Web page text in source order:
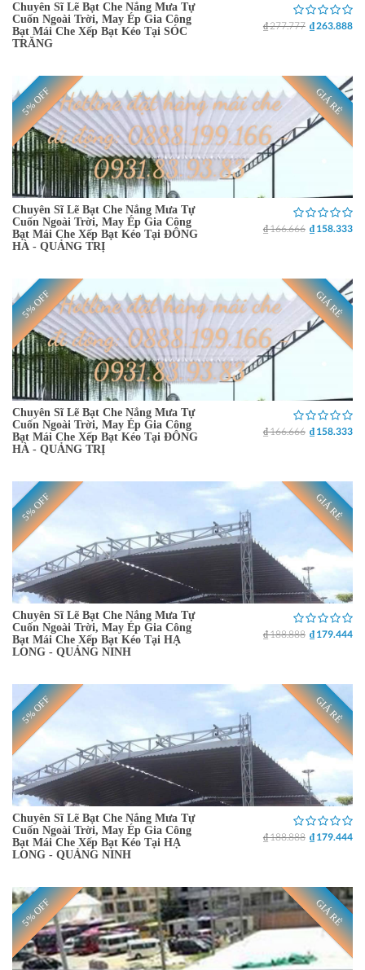
Chuyên Sĩ Lẽ Bạt Che Nắng Mưa Tự
Cuốn Ngoài Trời, May Ép Gia Công
Bạt Mái Che Xếp Bạt Kéo Tại SÓC
TRĂNG
₫ 277.777 ₫ 263.888
5% OFF GIÁ RẺ
Chuyên Sĩ Lẽ Bạt Che Nắng Mưa Tự
Cuốn Ngoài Trời, May Ép Gia Công
Bạt Mái Che Xếp Bạt Kéo Tại ĐÔNG
HÀ - QUẢNG TRỊ
₫ 166.666 ₫ 158.333
5% OFF GIÁ RẺ
Chuyên Sĩ Lẽ Bạt Che Nắng Mưa Tự
Cuốn Ngoài Trời, May Ép Gia Công
Bạt Mái Che Xếp Bạt Kéo Tại ĐÔNG
HÀ - QUẢNG TRỊ
₫ 166.666 ₫ 158.333
5% OFF GIÁ RẺ
Chuyên Sĩ Lẽ Bạt Che Nắng Mưa Tự
Cuốn Ngoài Trời, May Ép Gia Công
Bạt Mái Che Xếp Bạt Kéo Tại HẠ
LONG - QUẢNG NINH
₫ 188.888 ₫ 179.444
5% OFF GIÁ RẺ
Chuyên Sĩ Lẽ Bạt Che Nắng Mưa Tự
Cuốn Ngoài Trời, May Ép Gia Công
Bạt Mái Che Xếp Bạt Kéo Tại HẠ
LONG - QUẢNG NINH
₫ 188.888 ₫ 179.444
5% OFF GIÁ RẺ